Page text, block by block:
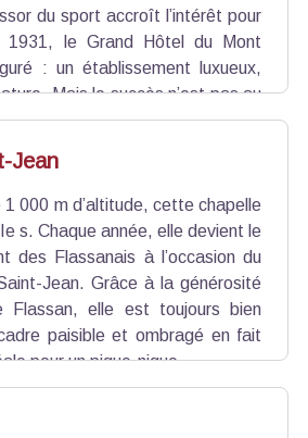
du sport accroît l’intérêt pour
1931, le Grand Hôtel du Mont
: un établissement luxueux,
Mais le succès n’est pas au
le glas de ce projet ambitieux.
aux intempéries.
Jean
1 000 m d’altitude, cette chapelle
s. Chaque année, elle devient le
des Flassanais à l’occasion du
Jean. Grâce à la générosité
Flassan, elle est toujours bien
paisible et ombragé en fait
pour un pique-nique.